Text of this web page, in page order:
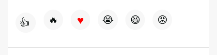
👍 🔥 ♥ 😭 😆 😡